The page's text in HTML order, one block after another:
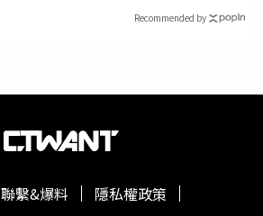
Recommended by
聯繫&爆料
隱私權政策